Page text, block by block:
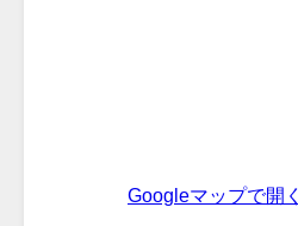
Googleマップで開く